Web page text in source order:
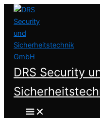
Перейти
содержимому
DRS Security